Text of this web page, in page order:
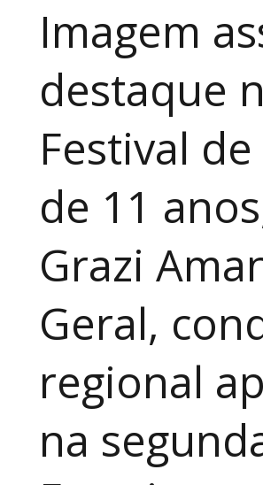
Imagem
destaque
Festival
de 11
Grazi
Geral,
regional
na